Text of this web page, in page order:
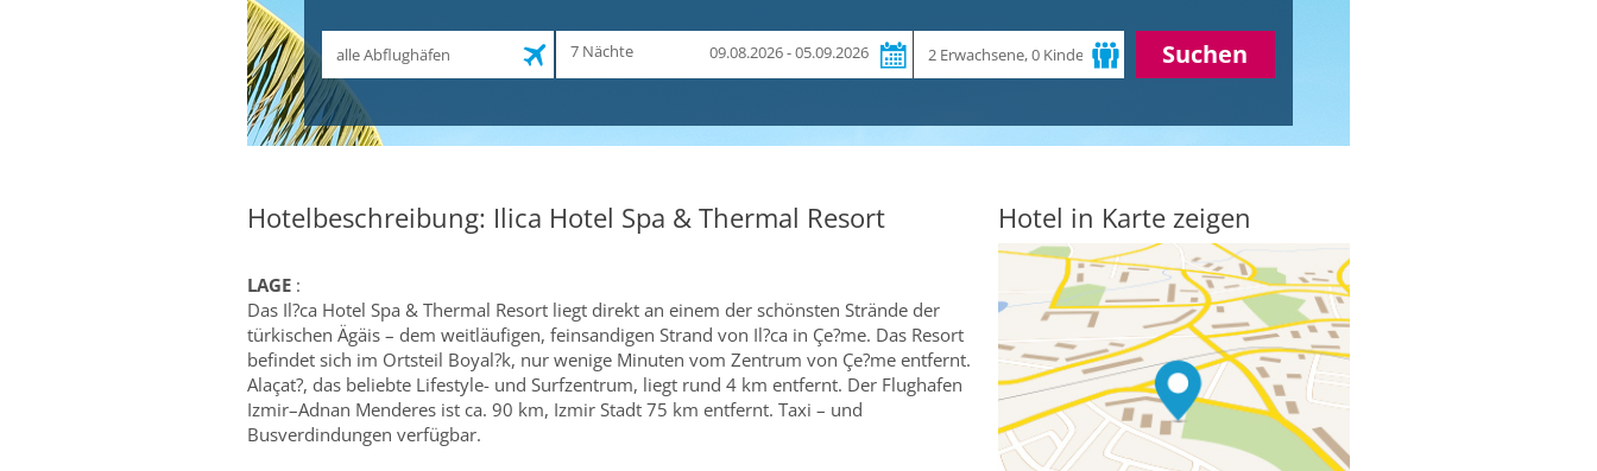
Zeitraum
7 Nächte 09.08.2026 - 05.09.2026 Suchen
Hotelbeschreibung: Ilica Hotel Spa & Thermal Resort
LAGE :
Das Il?ca Hotel Spa & Thermal Resort liegt direkt an einem der schönsten Strände der
türkischen Ägäis – dem weitläufigen, feinsandigen Strand von Il?ca in Çe?me. Das Resort
befindet sich im Ortsteil Boyal?k, nur wenige Minuten vom Zentrum von Çe?me entfernt.
Alaçat?, das beliebte Lifestyle- und Surfzentrum, liegt rund 4 km entfernt. Der Flughafen
Izmir–Adnan Menderes ist ca. 90 km, Izmir Stadt 75 km entfernt. Taxi – und
Busverdindungen verfügbar.
Hotel in Karte zeigen